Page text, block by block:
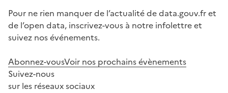
Pour ne rien manquer de l’actualité de data.gouv.fr et
de l’open data, inscrivez-vous à notre infolettre et
suivez nos événements.
Abonnez-vousVoir nos prochains évènements
Suivez-nous
sur les réseaux sociaux